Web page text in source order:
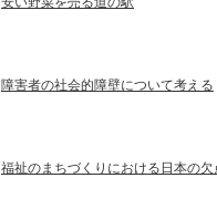
障害者の社会的障壁について考える
福祉のまちづくりにおける日本の欠